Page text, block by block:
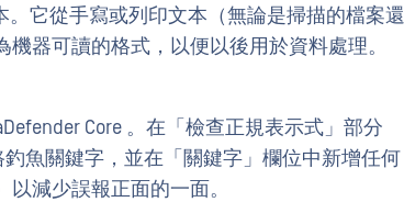
。它從手寫或列印文本（無論是掃描的檔案還
器可讀的格式，以便以後用於資料處理。
Core 。在「檢查正規表示式」部分
魚關鍵字，並在「關鍵字」欄位中新增任何
減少誤報正面的一面。